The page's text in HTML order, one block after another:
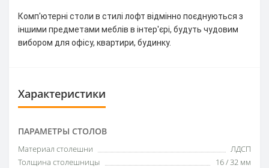
Комп'ютерні столи в стилі лофт відмінно поєднуються з
іншими предметами меблів в інтер'єрі, будуть чудовим
вибором для офісу, квартири, будинку.
Характеристики
ПАРАМЕТРЫ СТОЛОВ
Материал столешни
ЛДСП
Толщина столешницы
16 / 32 мм